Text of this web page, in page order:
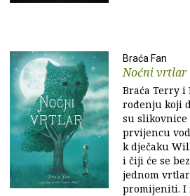
Braća Fan
Noćni vrtlar
Braća Terry i
rođenju koji
su
prvijencu
k dječaku
i čiji će se
jednom
promijeniti. I